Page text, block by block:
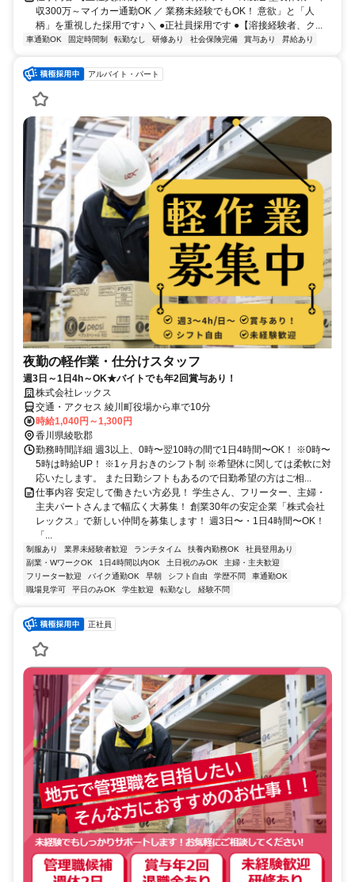
収300万～マイカー通勤OK ／ 業務未経験でもOK！ 意欲」と「人
柄」を重視した採用です♪ ＼ ●正社員採用です ●【溶接経験者、ク...
車通勤OK 固定時間制 転勤なし 研修あり 社会保険完備 賞与あり 昇給あり
アルバイト・パート
夜勤の軽作業・仕分けスタッフ
週3日～1日4h～OK★バイトでも年2回賞与あり！
株式会社レックス
交通・アクセス 綾川町役場から車で10分
時給1,040円～1,300円
香川県綾歌郡
勤務時間詳細 週3以上、0時〜翌10時の間で1日4時間〜OK！ ※0時〜
5時は時給UP！ ※1ヶ月おきのシフト制 ※希望休に関しては柔軟に対
応いたします。 また日勤シフトもあるので日勤希望の方はご相...
仕事内容 安定して働きたい方必見！ 学生さん、フリーター、主婦・
主夫パートさんまで幅広く大募集！ 創業30年の安定企業「株式会社
レックス」で新しい仲間を募集します！ 週3日〜・1日4時間〜OK！
「...
制服あり 業界未経験者歓迎 ランチタイム 扶養内勤務OK
社員登用あり
副業・WワークOK
1日4時間以内OK 土日祝のみOK
主婦・主夫歓迎
フリーター歓迎
バイク通勤OK 早朝 シフト自由 学歴不問
車通勤OK
職場見学可
平日のみOK 学生歓迎 転勤なし 経験不問
正社員